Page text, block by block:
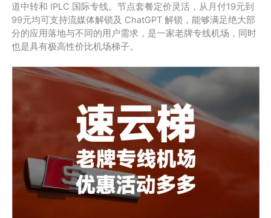
道中转和 IPLC 国际专线。节点套餐定价灵活，从月付19元到
99元均可支持流媒体解锁及 ChatGPT 解锁，能够满足绝大部
分的应用落地与不同的用户需求，是一家老牌专线机场，同时
也是具有极高性价比机场梯子。